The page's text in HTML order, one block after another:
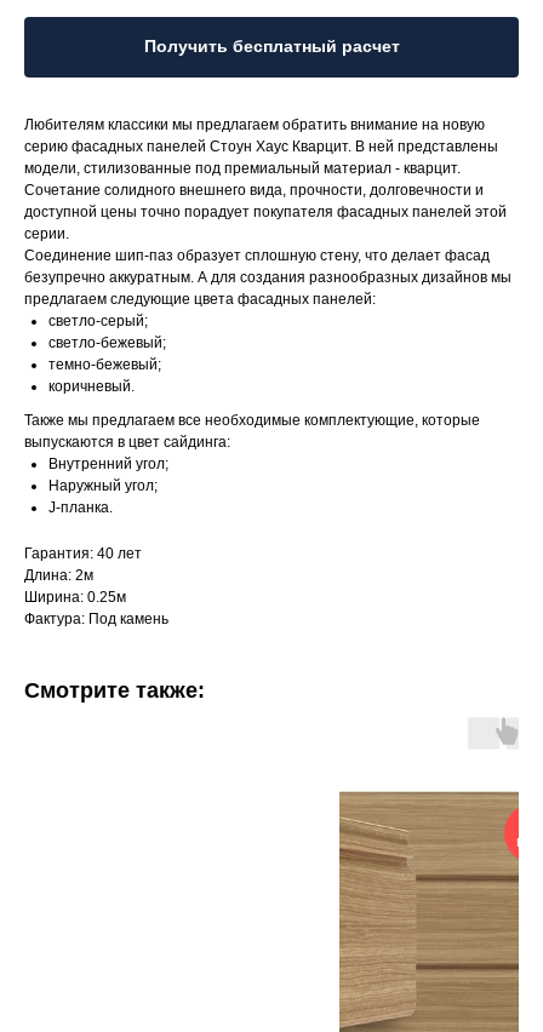
Получить бесплатный расчет
Любителям классики мы предлагаем обратить внимание на новую
серию фасадных панелей Стоун Хаус Кварцит. В ней представлены
модели, стилизованные под премиальный материал - кварцит.
Сочетание солидного внешнего вида, прочности, долговечности и
доступной цены точно порадует покупателя фасадных панелей этой
серии.
Соединение шип-паз образует сплошную стену, что делает фасад
безупречно аккуратным. А для создания разнообразных дизайнов мы
предлагаем следующие цвета фасадных панелей:
светло-серый;
светло-бежевый;
темно-бежевый;
коричневый.
Также мы предлагаем все необходимые комплектующие, которые
выпускаются в цвет сайдинга:
Внутренний угол;
Наружный угол;
J-планка.
Гарантия: 40 лет
Длина: 2м
Ширина: 0.25м
Фактура: Под камень
Смотрите также: